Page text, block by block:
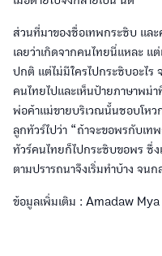
ส่วนที่มาของชื่อเทพกระซิบ แล
เลยว่าเกิดจากคนไทยนี่แหละ แ
ปกติ แต่ไม่มีใครไปกระซิบอะไร
คนไทยไปและเห็นป้ายภาษาพม่
พ่อค้าแม่ขายบริเวณนั้นชอบโหว
ลูกทัวร์ไปว่า “ถ้าจะขอพรกับเ
ทัวร์คนไทยก็ไปกระซิบขอพร ซึ่
ตามปรารถนาจึงเริ่มทำบ้าง จน
ข้อมูลเพิ่มเติม : Amadaw